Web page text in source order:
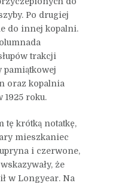
Po drugiej
do innej kopalni.
trakcji
pamiątkowej
oraz kopalnia
1925 roku.
tę krótką notatkę,
mieszkaniec
i czerwone,
że
w Longyear. Na